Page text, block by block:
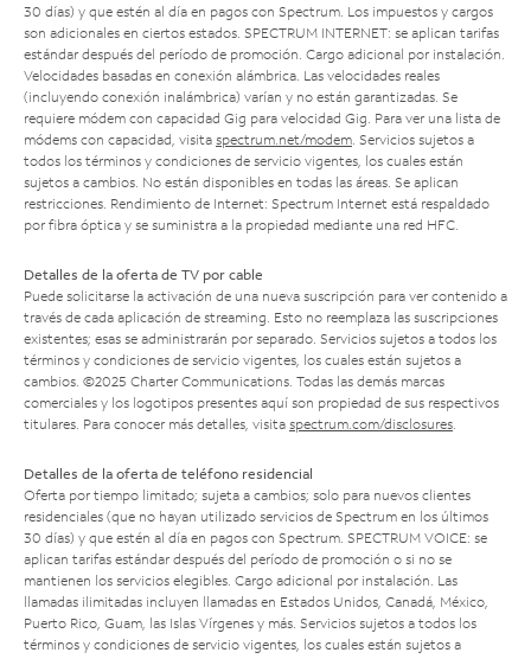
30 días) y que estén al día en pagos con Spectrum. Los impuestos y cargos
son adicionales en ciertos estados. SPECTRUM INTERNET: se aplican tarifas
estándar después del período de promoción. Cargo adicional por instalación.
Velocidades basadas en conexión alámbrica. Las velocidades reales
(incluyendo conexión inalámbrica) varían y no están garantizadas. Se
requiere módem con capacidad Gig para velocidad Gig. Para ver una lista de
módems con capacidad, visita spectrum.net/modem . Servicios sujetos a
todos los términos y condiciones de servicio vigentes, los cuales están
sujetos a cambios. No están disponibles en todas las áreas. Se aplican
restricciones. Rendimiento de Internet: Spectrum Internet está respaldado
por fibra óptica y se suministra a la propiedad mediante una red HFC.
Detalles de la oferta de TV por cable
Puede solicitarse la activación de una nueva suscripción para ver contenido a
través de cada aplicación de streaming. Esto no reemplaza las suscripciones
existentes; esas se administrarán por separado. Servicios sujetos a todos los
términos y condiciones de servicio vigentes, los cuales están sujetos a
cambios. ©2025 Charter Communications. Todas las demás marcas
comerciales y los logotipos presentes aquí son propiedad de sus respectivos
titulares. Para conocer más detalles, visita spectrum.com/disclosures
Detalles de la oferta de teléfono residencial
Oferta por tiempo limitado; sujeta a cambios; solo para nuevos clientes
residenciales (que no hayan utilizado servicios de Spectrum en los últimos
30 días) y que estén al día en pagos con Spectrum. SPECTRUM VOICE: se
aplican tarifas estándar después del período de promoción o si no se
mantienen los servicios elegibles. Cargo adicional por instalación. Las
llamadas ilimitadas incluyen llamadas en Estados Unidos, Canadá, México,
Puerto Rico, Guam, las Islas Vírgenes y más. Servicios sujetos a todos los
términos y condiciones de servicio vigentes, los cuales están sujetos a